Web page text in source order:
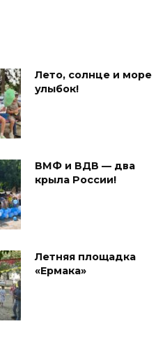
Лето, солнце и море
улыбок!
ВМФ и ВДВ — два
крыла России!
Летняя площадка
«Ермака»